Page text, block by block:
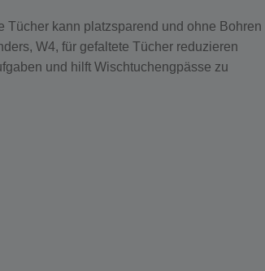
Tücher kann platzsparend und ohne Bohren
W4, für gefaltete Tücher reduzieren
und hilft Wischtuchengpässe zu